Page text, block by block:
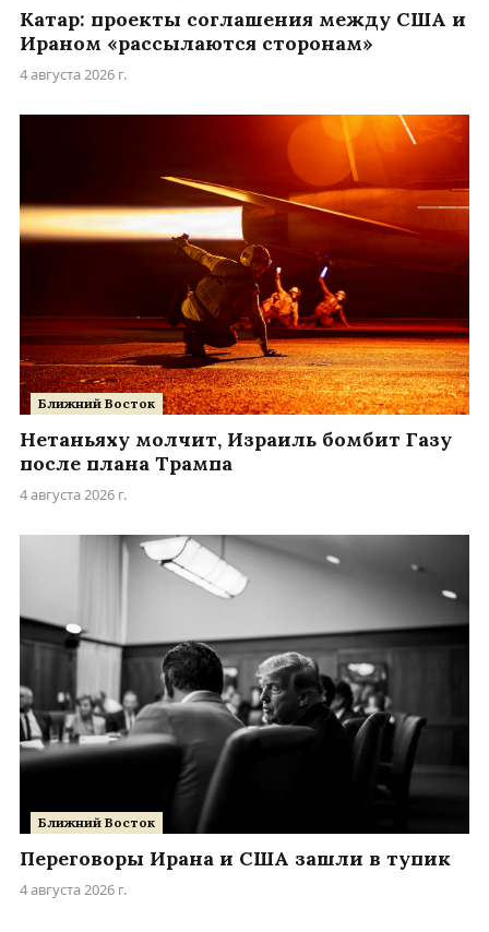
Катар: проекты соглашения между США и
Ираном «рассылаются сторонам»
4 августа 2026 г.
Ближний Восток
Нетаньяху молчит, Израиль бомбит Газу
после плана Трампа
4 августа 2026 г.
Ближний Восток
Переговоры Ирана и США зашли в тупик
4 августа 2026 г.